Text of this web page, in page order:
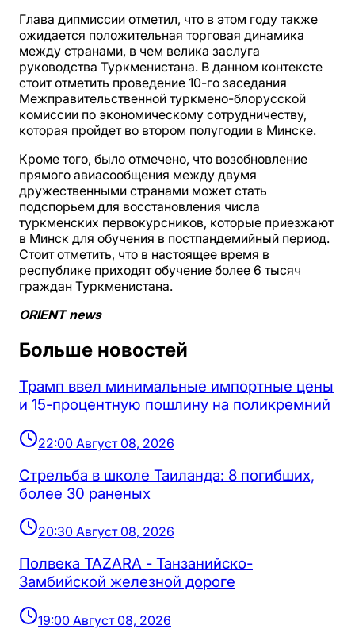
Глава дипмиссии отметил, что в этом году также
ожидается положительная торговая динамика
между странами, в чем велика заслуга
руководства Туркменистана. В данном контексте
стоит отметить проведение 10-го заседания
Межправительственной туркмено-блорусской
комиссии по экономическому сотрудничеству,
которая пройдет во втором полугодии в Минске.
Кроме того, было отмечено, что возобновление
прямого авиасообщения между двумя
дружественными странами может стать
подспорьем для восстановления числа
туркменских первокурсников, которые приезжают
в Минск для обучения в постпандемийный период.
Стоит отметить, что в настоящее время в
республике приходят обучение более 6 тысяч
граждан Туркменистана.
ORIENT news
Больше новостей
Трамп ввел минимальные импортные цены
и 15-процентную пошлину на поликремний
22:00 Август 08, 2026
Стрельба в школе Таиланда: 8 погибших,
более 30 раненых
20:30 Август 08, 2026
Полвека TAZARA - Танзанийско-
Замбийской железной дороге
19:00 Август 08, 2026